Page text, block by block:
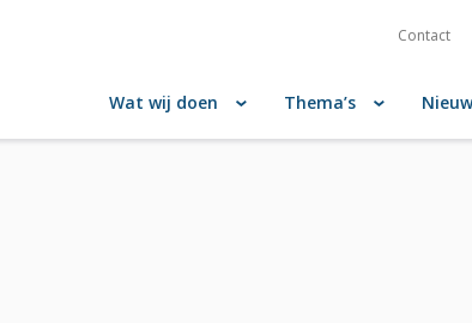
Contact
Wat wij doen Thema’s